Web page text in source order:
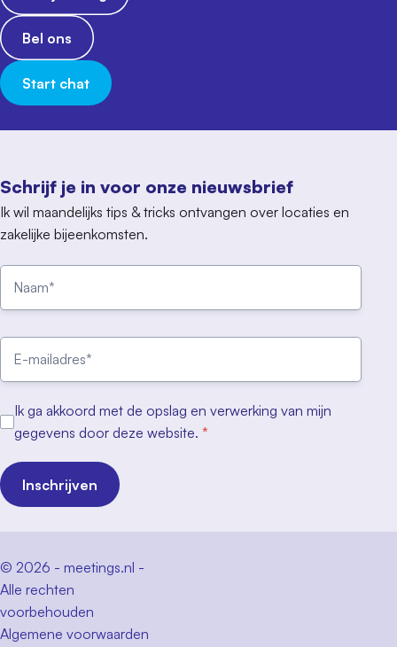
Schrijf je in voor onze nieuwsbrief
Ik wil maandelijks tips & tricks ontvangen over locaties en
zakelijke bijeenkomsten.
Ik ga akkoord met de opslag en verwerking van mijn
gegevens door deze website. *
Inschrijven
Bel ons
Start chat
© 2026 - meetings.nl -
Alle rechten
voorbehouden
Algemene voorwaarden